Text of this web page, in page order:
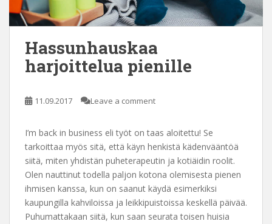
Hassunhauskaa
harjoittelua pienille
11.09.2017 Leave a comment
I’m back in business eli työt on taas aloitettu! Se
tarkoittaa myös sitä, että käyn henkistä kädenvääntöä
siitä, miten yhdistän puheterapeutin ja kotiäidin roolit.
Olen nauttinut todella paljon kotona olemisesta pienen
ihmisen kanssa, kun on saanut käydä esimerkiksi
kaupungilla kahviloissa ja leikkipuistoissa keskellä päivää.
Puhumattakaan siitä, kun saan seurata toisen huisia